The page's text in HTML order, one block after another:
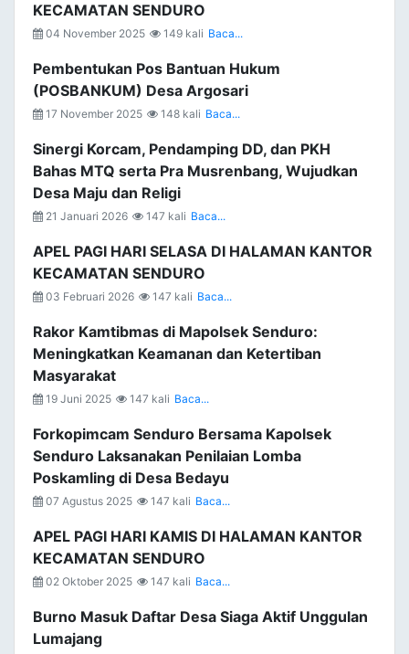
KECAMATAN SENDURO
04 November 2025 149 kali Baca...
Pembentukan Pos Bantuan Hukum
(POSBANKUM) Desa Argosari
17 November 2025 148 kali Baca...
Sinergi Korcam, Pendamping DD, dan PKH
Bahas MTQ serta Pra Musrenbang, Wujudkan
Desa Maju dan Religi
21 Januari 2026 147 kali Baca...
APEL PAGI HARI SELASA DI HALAMAN KANTOR
KECAMATAN SENDURO
03 Februari 2026 147 kali Baca...
Rakor Kamtibmas di Mapolsek Senduro:
Meningkatkan Keamanan dan Ketertiban
Masyarakat
19 Juni 2025 147 kali Baca...
Forkopimcam Senduro Bersama Kapolsek
Senduro Laksanakan Penilaian Lomba
Poskamling di Desa Bedayu
07 Agustus 2025 147 kali Baca...
APEL PAGI HARI KAMIS DI HALAMAN KANTOR
KECAMATAN SENDURO
02 Oktober 2025 147 kali Baca...
Burno Masuk Daftar Desa Siaga Aktif Unggulan
Lumajang